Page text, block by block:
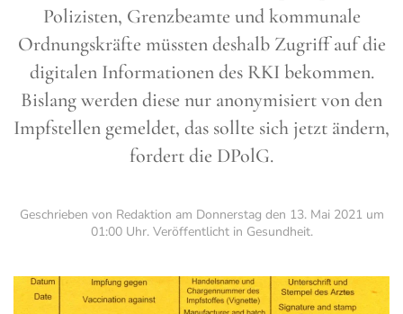
Polizisten, Grenzbeamte und kommunale
Ordnungskräfte müssten deshalb Zugriff auf die
digitalen Informationen des RKI bekommen.
Bislang werden diese nur anonymisiert von den
Impfstellen gemeldet, das sollte sich jetzt ändern,
fordert die DPolG.
Geschrieben von Redaktion am Donnerstag den 13. Mai 2021 um
01:00 Uhr. Veröffentlicht in Gesundheit.